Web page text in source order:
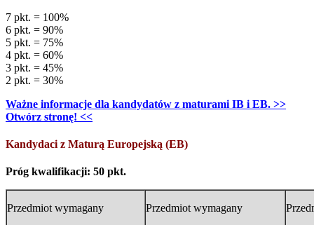
7 pkt. = 100%
6 pkt. = 90%
5 pkt. = 75%
4 pkt. = 60%
3 pkt. = 45%
2 pkt. = 30%
Ważne informacje dla kandydatów z maturami IB i EB. >>
Otwórz stronę! <<
Kandydaci z Maturą Europejską (EB)
Próg kwalifikacji: 50 pkt.
Przedmiot wymagany
Przedmiot wymagany